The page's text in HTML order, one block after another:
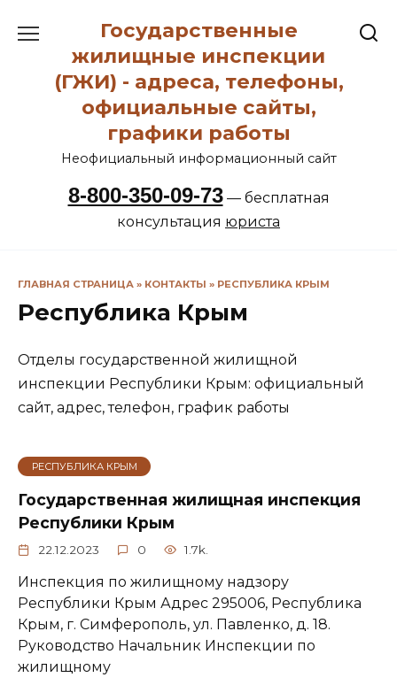
содержанию
Государственные
жилищные инспекции
(ГЖИ) - адреса, телефоны,
официальные сайты,
графики работы
Неофициальный информационный сайт
8-800-350-09-73— бесплатная
консультация юриста
ГЛАВНАЯ СТРАНИЦА » КОНТАКТЫ » РЕСПУБЛИКА КРЫМ
Республика Крым
Отделы государственной жилищной
инспекции Республики Крым: официальный
сайт, адрес, телефон, график работы
РЕСПУБЛИКА КРЫМ
Государственная жилищная инспекция
Республики Крым
22.12.2023 0 1.7k.
Инспекция по жилищному надзору
Республики Крым Адрес 295006, Республика
Крым, г. Симферополь, ул. Павленко, д. 18.
Руководство Начальник Инспекции по
жилищному